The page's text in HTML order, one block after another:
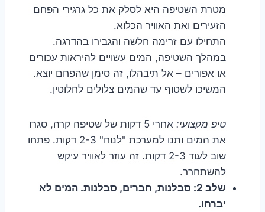
מטרת השטיפה היא לסלק את כל גרגירי הפחם
הזעירים ואת האוויר הכלוא.
התחילו עם זרימה חלשה והגבירו בהדרגה.
במהלך השטיפה, המים עשויים להיראות עכורים
או אפורים – אל תיבהלו, זה סימן שהפחם יוצא.
המשיכו לשטוף עד שהמים צלולים לחלוטין.
טיפ מקצועי:
אחרי 5 דקות של שטיפה קרה, סגרו
את המים ותנו למערכת "לנוח" 2-3 דקות. פתחו
שוב לעוד 2-3 דקות. זה עוזר לאוויר עיקש
להשתחרר.
שלב 2: סבלנות, חברים, סבלנות. המים לא
יברחו.